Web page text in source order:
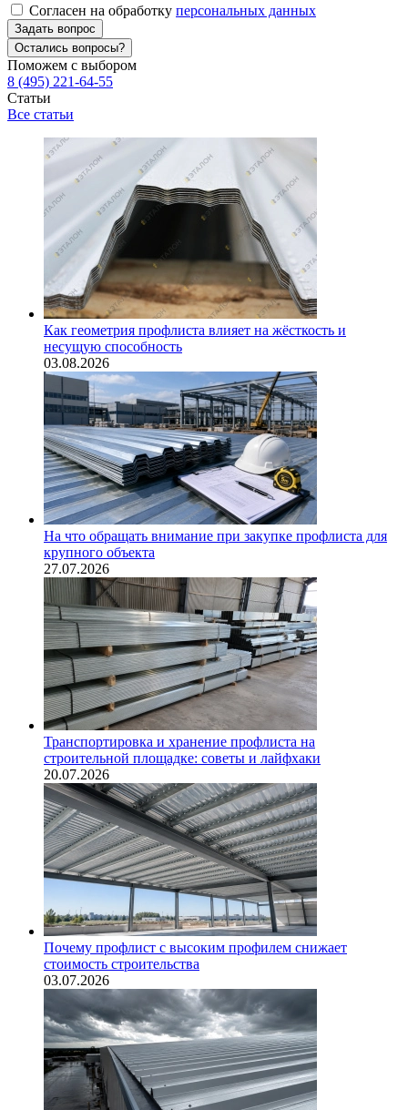
Согласен на обработку персональных данных
Задать вопрос
Остались вопросы?
Поможем с выбором
8 (495) 221-64-55
Статьи
Все статьи
Как геометрия профлиста влияет на жёсткость и
несущую способность
03.08.2026
На что обращать внимание при закупке профлиста для
крупного объекта
27.07.2026
Транспортировка и хранение профлиста на
строительной площадке: советы и лайфхаки
20.07.2026
Почему профлист с высоким профилем снижает
стоимость строительства
03.07.2026